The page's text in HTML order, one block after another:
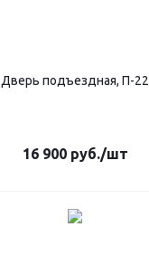
Дверь подъездная, П-22
16 900руб./шт